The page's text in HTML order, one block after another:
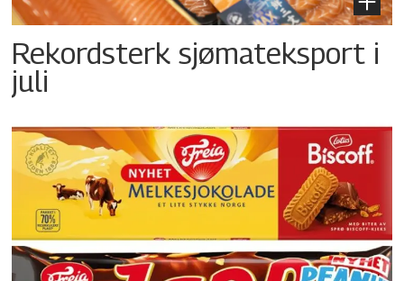
Rekordsterk sjømateksport i
juli